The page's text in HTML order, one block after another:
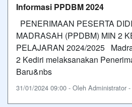
Informasi PPDBM 2024
PENERIMAAN PESERTA
MADRASAH (PPDBM) MIN 2
PELAJARAN 2024/2025
2 Kediri melaksanakan
Baru&nbs
31/01/2024 09:00 - Oleh Administrator